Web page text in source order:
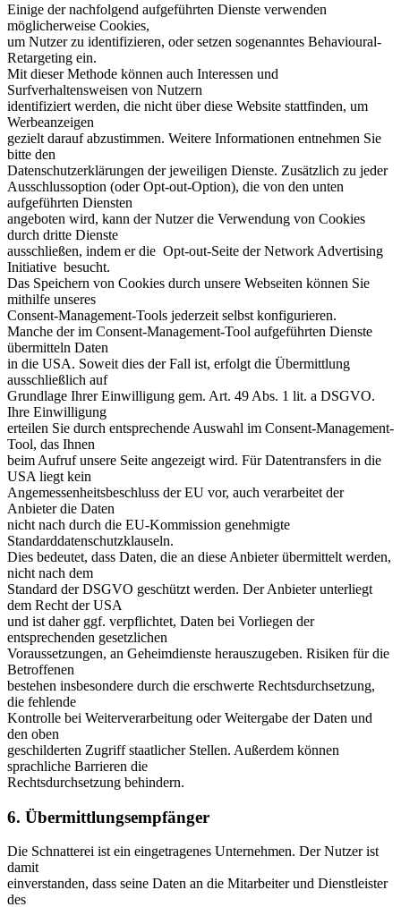
Einige der nachfolgend aufgeführten Dienste verwenden
möglicherweise Cookies,
um Nutzer zu identifizieren, oder setzen sogenanntes Behavioural-
Retargeting ein.
Mit dieser Methode können auch Interessen und
Surfverhaltensweisen von Nutzern
identifiziert werden, die nicht über diese Website stattfinden, um
Werbeanzeigen
gezielt darauf abzustimmen. Weitere Informationen entnehmen Sie
bitte den
Datenschutzerklärungen der jeweiligen Dienste. Zusätzlich zu jeder
Ausschlussoption (oder Opt-out-Option), die von den unten
aufgeführten Diensten
angeboten wird, kann der Nutzer die Verwendung von Cookies
durch dritte Dienste
ausschließen, indem er die Opt-out-Seite der Network Advertising
Initiative besucht.
Das Speichern von Cookies durch unsere Webseiten können Sie
mithilfe unseres
Consent-Management-Tools jederzeit selbst konfigurieren.
Manche der im Consent-Management-Tool aufgeführten Dienste
übermitteln Daten
in die USA. Soweit dies der Fall ist, erfolgt die Übermittlung
ausschließlich auf
Grundlage Ihrer Einwilligung gem. Art. 49 Abs. 1 lit. a DSGVO.
Ihre Einwilligung
erteilen Sie durch entsprechende Auswahl im Consent-Management-
Tool, das Ihnen
beim Aufruf unsere Seite angezeigt wird. Für Datentransfers in die
USA liegt kein
Angemessenheitsbeschluss der EU vor, auch verarbeitet der
Anbieter die Daten
nicht nach durch die EU-Kommission genehmigte
Standarddatenschutzklauseln.
Dies bedeutet, dass Daten, die an diese Anbieter übermittelt werden,
nicht nach dem
Standard der DSGVO geschützt werden. Der Anbieter unterliegt
dem Recht der USA
und ist daher ggf. verpflichtet, Daten bei Vorliegen der
entsprechenden gesetzlichen
Voraussetzungen, an Geheimdienste herauszugeben. Risiken für die
Betroffenen
bestehen insbesondere durch die erschwerte Rechtsdurchsetzung,
die fehlende
Kontrolle bei Weiterverarbeitung oder Weitergabe der Daten und
den oben
geschilderten Zugriff staatlicher Stellen. Außerdem können
sprachliche Barrieren die
Rechtsdurchsetzung behindern.
6. Übermittlungsempfänger
Die Schnatterei ist ein eingetragenes Unternehmen. Der Nutzer ist
damit
einverstanden, dass seine Daten an die Mitarbeiter und Dienstleister
des